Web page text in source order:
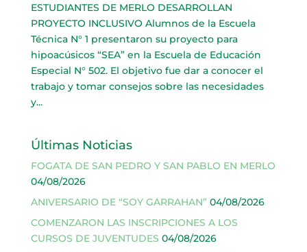
ESTUDIANTES DE MERLO DESARROLLAN
PROYECTO INCLUSIVO Alumnos de la Escuela
Técnica N° 1 presentaron su proyecto para
hipoacúsicos “SEA” en la Escuela de Educación
Especial N° 502. El objetivo fue dar a conocer el
trabajo y tomar consejos sobre las necesidades
y...
Últimas Noticias
FOGATA DE SAN PEDRO Y SAN PABLO EN MERLO
04/08/2026
ANIVERSARIO DE “SOY GARRAHAN” 04/08/2026
COMENZARON LAS INSCRIPCIONES A LOS
CURSOS DE JUVENTUDES 04/08/2026